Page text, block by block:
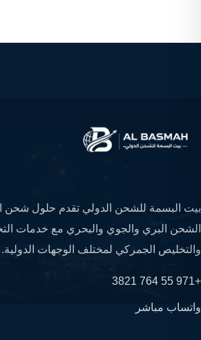
بيت البسمة للشحن الدولي تقدم حلول شحن
الشحن البري والجوي والبحري مع خدمات
والتخليص الجمركي لمختلف الوجهات الدولية.
+971 55 764 3821
واتساب مباشر